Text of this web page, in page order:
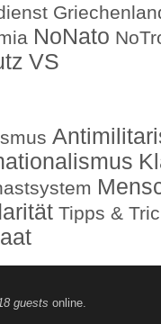
NoNato
VS
Tipps &
guests online.